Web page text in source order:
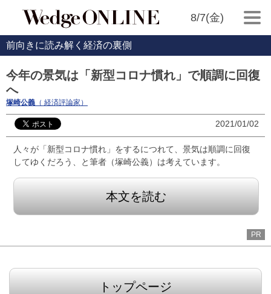
8/7(金)
前向きに読み解く経済の裏側
今年の景気は「新型コロナ慣れ」で順調に回復
へ
塚崎公義 （ 経済評論家）
2021/01/02
人々が「新型コロナ慣れ」をするにつれて、景気は順調に回復
してゆくだろう、と筆者（塚崎公義）は考えています。
本文を読む
PR
トップページ